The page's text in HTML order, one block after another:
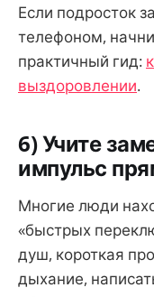
Если подросток
телефоном,
практичный гид:
выздоровлении.
6) Учите
импульс
Многие люди
«быстрых
душ, короткая
дыхание,